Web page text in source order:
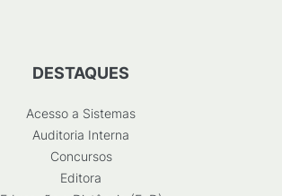
DESTAQUES
Acesso a Sistemas
Auditoria Interna
Concursos
Editora